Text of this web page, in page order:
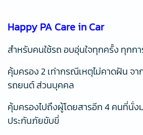
Happy PA Care in Car
สำหรับคนใช้รถ อบอุ่นใจทุกครั้ง ทุกกา
คุ้มครอง 2 เท่ากรณีเหตุไม่คาดฝัน จ
รถยนต์ ส่วนบุคคล
คุ้มครองไปถึงผู้โดยสารอีก 4 คนที่นั่ง
ประกันภัยขับขี่